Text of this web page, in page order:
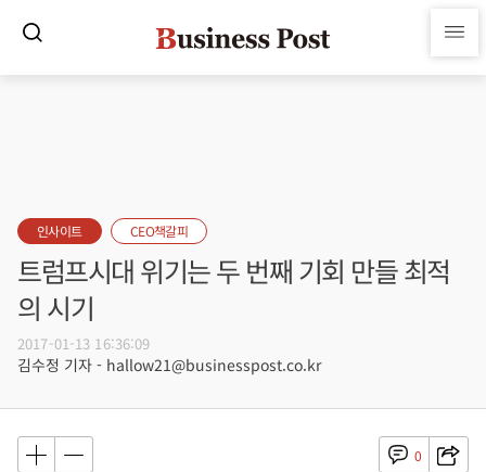
인사이트 CEO책갈피
트럼프시대 위기는 두 번째 기회 만들 최적
의 시기
2017-01-13 16:36:09
김수정 기자 - hallow21@businesspost.co.kr
0